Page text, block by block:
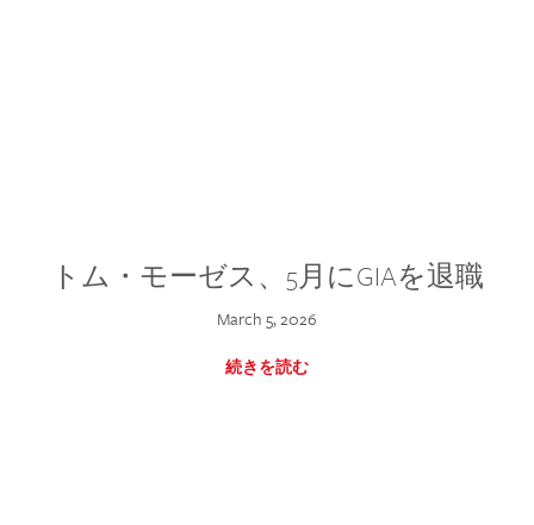
トム・モーゼス、5月にGIAを退職
March 5, 2026
続きを読む